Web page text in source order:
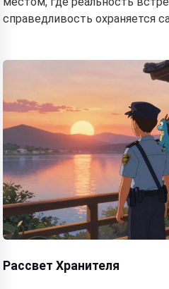
справедливость охраняется
Рассвет Хранителя